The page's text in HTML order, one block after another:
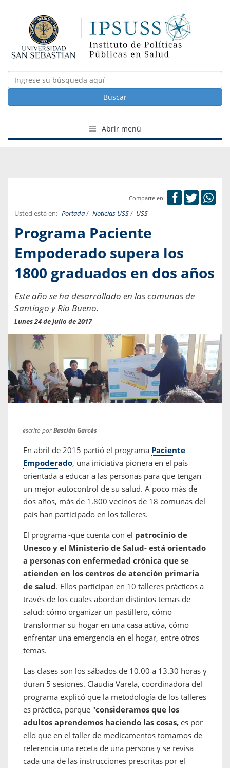
Buscar
Abrir menú
Comparte en:
Usted está en: Portada/ Noticias USS/ USS
Programa Paciente
Empoderado supera los
1800 graduados en dos años
Este año se ha desarrollado en las comunas de
Santiago y Río Bueno.
Lunes 24 de julio de 2017
escrito porBastián Garcés
En abril de 2015 partió el programa Paciente
Empoderado, una iniciativa pionera en el país
orientada a educar a las personas para que tengan
un mejor autocontrol de su salud. A poco más de
dos años, más de 1.800 vecinos de 18 comunas del
país han participado en los talleres.
El programa -que cuenta con el patrocinio de
Unesco y el Ministerio de Salud- está orientado
a personas con enfermedad crónica que se
atienden en los centros de atención primaria
de salud. Ellos participan en 10 talleres prácticos a
través de los cuales abordan distintos temas de
salud: cómo organizar un pastillero, cómo
transformar su hogar en una casa activa, cómo
enfrentar una emergencia en el hogar, entre otros
temas.
Las clases son los sábados de 10.00 a 13.30 horas y
duran 5 sesiones. Claudia Varela, coordinadora del
programa explicó que la metodología de los talleres
es práctica, porque "consideramos que los
adultos aprendemos haciendo las cosas, es por
ello que en el taller de medicamentos tomamos de
referencia una receta de una persona y se revisa
cada una de las instrucciones prescritas por el